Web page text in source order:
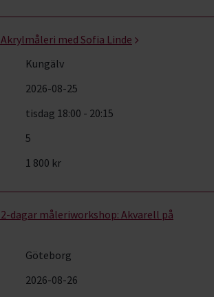
Akrylmåleri med Sofia Linde
Kungälv
2026-08-25
tisdag 18:00 - 20:15
5
1 800 kr
2-dagar måleriworkshop: Akvarell på
Göteborg
2026-08-26